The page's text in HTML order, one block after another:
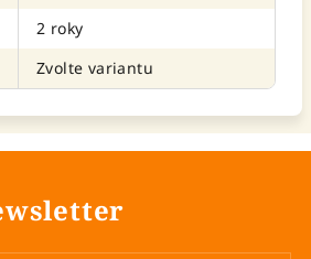
2 roky
Zvolte variantu